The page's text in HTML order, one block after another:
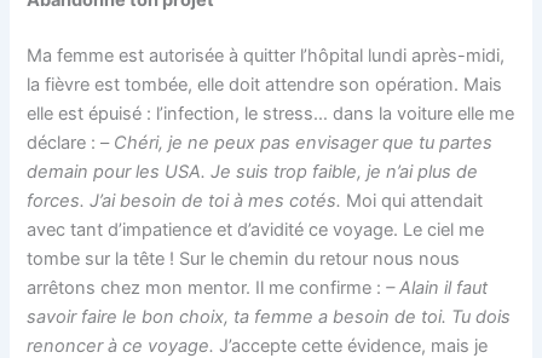
Ma femme est autorisée à quitter l’hôpital lundi après-midi,
la fièvre est tombée, elle doit attendre son opération. Mais
elle est épuisé : l’infection, le stress… dans la voiture elle me
déclare : – Chéri, je ne peux pas envisager que tu partes
demain pour les USA. Je suis trop faible, je n’ai plus de
forces. J’ai besoin de toi à mes cotés. Moi qui attendait
avec tant d’impatience et d’avidité ce voyage. Le ciel me
tombe sur la tête ! Sur le chemin du retour nous nous
arrêtons chez mon mentor. Il me confirme :– Alain il faut
savoir faire le bon choix, ta femme a besoin de toi. Tu dois
renoncer à ce voyage. J’accepte cette évidence, mais je